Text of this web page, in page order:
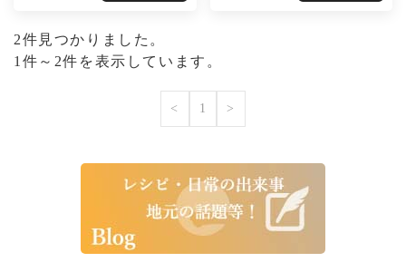
2件見つかりました。
1件～2件を表示しています。
< 1 >